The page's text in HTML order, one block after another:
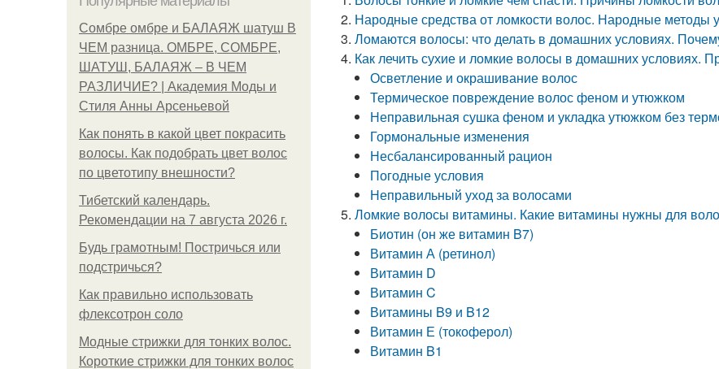
Сомбре омбре и БАЛАЯЖ шатуш В
ЧЕМ разница. ОМБРЕ, СОМБРЕ,
ШАТУШ, БАЛАЯЖ – В ЧЕМ
РАЗЛИЧИЕ? | Академия Моды и
Стиля Анны Арсеньевой
Как понять в какой цвет покрасить
волосы. Как подобрать цвет волос
по цветотипу внешности?
Тибетский календарь.
Рекомендации на 7 августа 2026 г.
Будь грамотным! Постричься или
подстричься?
Как правильно использовать
флексотрон соло
Модные стрижки для тонких волос.
Короткие стрижки для тонких волос
Народные средства от ломкости волос. Народные методы
Ломаются волосы: что делать в домашних условиях.
Как лечить сухие и ломкие волосы в домашних условиях.
Осветление и окрашивание волос
Термическое повреждение волос феном и утюжком
Неправильная сушка феном и укладка утюжком без
Гормональные изменения
Несбалансированный рацион
Погодные условия
Неправильный уход за волосами
Ломкие волосы витамины. Какие витамины нужны для
Биотин (он же витамин B7)
Витамин А (ретинол)
Витамин D
Витамин C
Витамины B9 и B12
Витамин Е (токоферол)
Витамин B1